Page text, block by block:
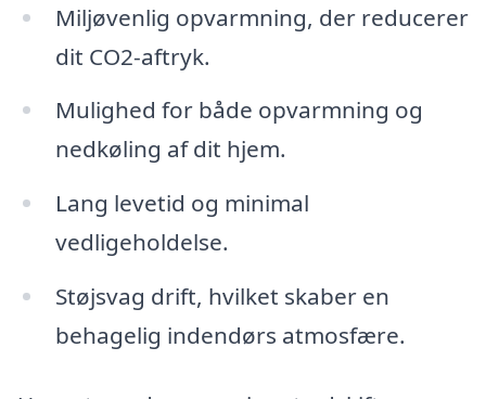
Miljøvenlig opvarmning, der reducerer
dit CO2-aftryk.
Mulighed for både opvarmning og
nedkøling af dit hjem.
Lang levetid og minimal
vedligeholdelse.
Støjsvag drift, hvilket skaber en
behagelig indendørs atmosfære.